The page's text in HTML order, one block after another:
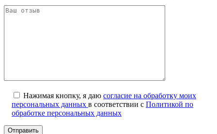
Нажимая кнопку, я даю согласие на обработку моих
персональных данных в соответствии с Политикой по
обработке персональных данных